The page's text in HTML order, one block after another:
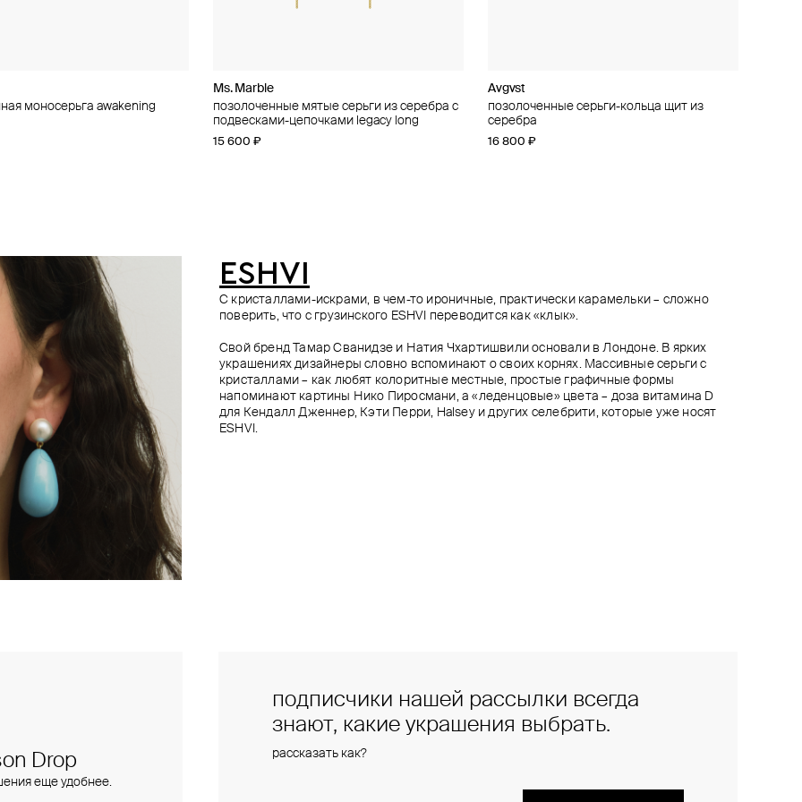
моносерьга awakening
Ms. Marble
позолоченные мятые серьги из серебра с
подвесками-цепочками legacy long
15 600 ₽
Avgvst
позолоченные серьги-кольца щит из
серебра
16 800 ₽
асимметричные серьги из
Vertigo Jewellery Lab
позолоченные пусеты “cell mono” из
серебра
9 750 ₽
Maximilian Silver Label
малые позолоченные серьги «авокадо»
11 620 ₽
при оплате онлайн
круглые пусеты-змеи из
Ms. Marble
позолоченные витые серьги из серебра
virtue
19 200 ₽
11 Jewellery
позолоченные серьги beetle из серебра
15 000 ₽
серьги с позолоченым
by Yankovskaya
позолоченная моносерьга-карандаш с
красным грифелем
17 500 ₽
Jewlia
моносерьга-игла из серебра с шипом
18 500 ₽
ESHVI
С кристаллами-искрами, в чем-то ироничные, практически карамельки – сложно
поверить, что с грузинского ESHVI переводится как «клык».
Свой бренд Тамар Сванидзе и Натия Чхартишвили основали в Лондоне. В ярких
украшениях дизайнеры словно вспоминают о своих корнях. Массивные серьги с
кристаллами – как любят колоритные местные, простые графичные формы
напоминают картины Нико Пиросмани, а «леденцовые» цвета – доза витамина D
для Кендалл Дженнер, Кэти Перри, Halsey и других селебрити, которые уже носят
ESHVI.
подписчики нашей рассылки всегда
знают, какие украшения выбрать.
рассказать как?
Drop
еще удобнее.